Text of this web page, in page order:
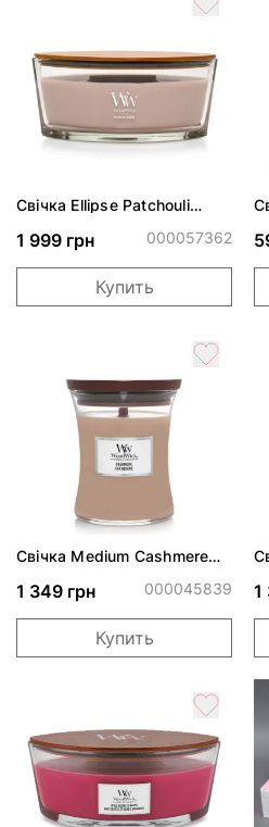
Свічка Ellipse Patchouli
1 999 грн 000057362
Купить
Свічка Medium Cashmere
1 349 грн 000045839
Купить
1